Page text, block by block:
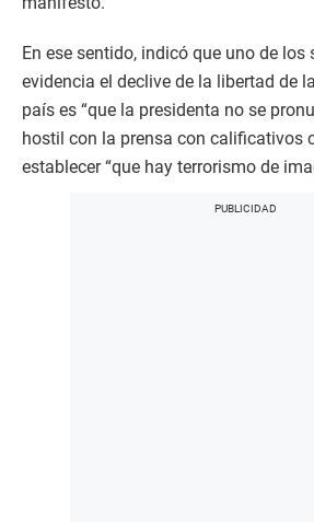
En ese sentido, indicó que uno de los
evidencia el declive de la libertad de
país es “que la presidenta no se
hostil con la prensa con calificativos
establecer “que hay terrorismo de